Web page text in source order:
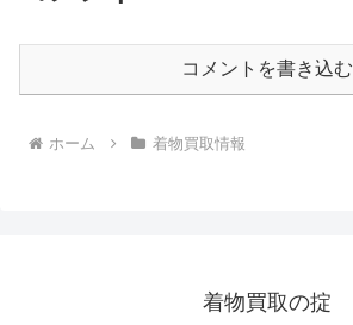
コメントを書き込む
ホーム 着物買取情報
着物買取の掟